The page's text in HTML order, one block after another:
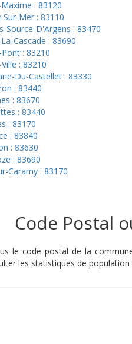
: 83120
Mer : 83110
Source-D'Argens : 83470
Cascade : 83690
: 83210
: 83210
Du-Castellet : 83330
: 83440
: 83670
: 83440
: 83170
: 83840
: 83630
: 83690
Caramy : 83170
Code Postal
le code postal de la
les statistiques de